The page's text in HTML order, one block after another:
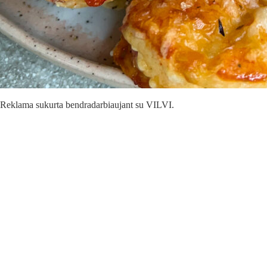
Reklama sukurta bendradarbiaujant su VILVI.